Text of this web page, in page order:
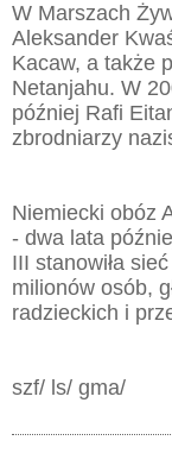
W Marszach
Aleksander
Kacaw, a także
Netanjahu. W
później Rafi
zbrodniarzy
Niemiecki obóz
- dwa lata
III stanowiła
milionów osób,
radzieckich i
szf/ ls/ gma/